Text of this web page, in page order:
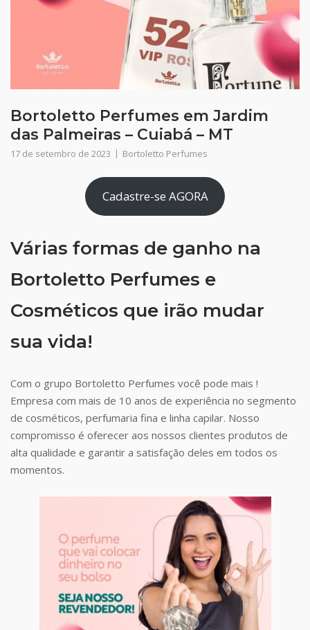
Bortoletto Perfumes em Jardim
das Palmeiras – Cuiabá – MT
17 de setembro de 2023 Bortoletto Perfumes
Cadastre-se AGORA
Várias formas de ganho na
Bortoletto Perfumes e
Cosméticos que irão mudar
sua vida!
Com o grupo Bortoletto Perfumes você pode mais !
Empresa com mais de 10 anos de experiência no segmento
de cosméticos, perfumaria fina e linha capilar. Nosso
compromisso é oferecer aos nossos clientes produtos de
alta qualidade e garantir a satisfação deles em todos os
momentos.